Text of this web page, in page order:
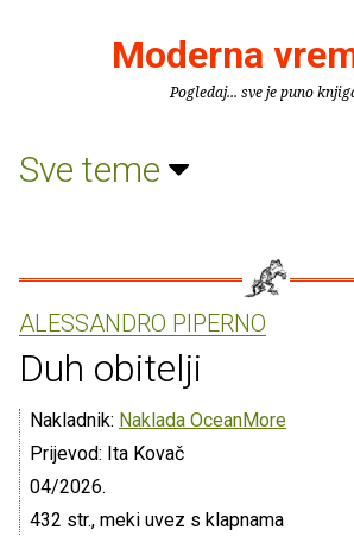
Moderna
Pogledaj... sve je puno
Sve teme
ALESSANDRO PIPERNO
Duh obitelji
Nakladnik: Naklada OceanMore
Prijevod: Ita Kovač
04/2026.
432 str., meki uvez s klapnama